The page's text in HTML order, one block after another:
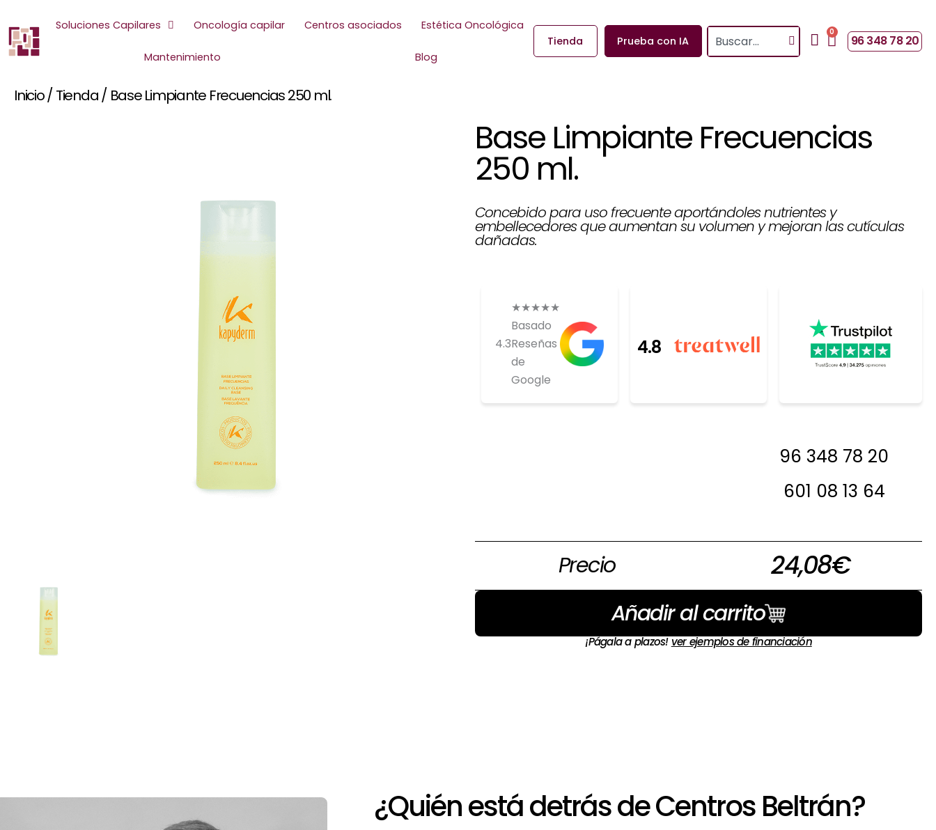
al
contenido
Soluciones Capilares Oncología capilar Centros asociados Estética Oncológica
Mantenimiento Blog
Tienda Prueba con IA Search 0
Cart96 348 78 20
Inicio/ Tienda/ Base Limpiante Frecuencias 250 ml.
Base Limpiante Frecuencias
250 ml.
Concebido para uso frecuente aportándoles nutrientes y
embellecedores que aumentan su volumen y mejoran las cutículas
dañadas.
4.3
★★★★★
Basado
Reseñas
de
Google
4.8
96 348 78 20
601 08 13 64
Precio 24,08€
Añadir al carrito
¡Págala a plazos! ver ejemplos de financiación
¿Quién está detrás de Centros Beltrán?